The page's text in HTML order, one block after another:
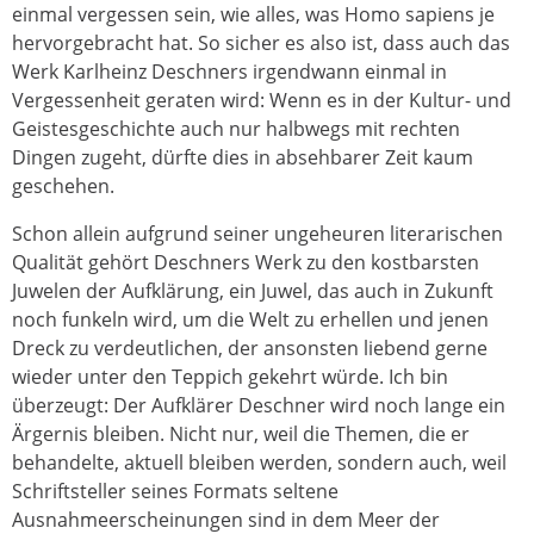
einmal vergessen sein, wie alles, was Homo sapiens je
hervorgebracht hat. So sicher es also ist, dass auch das
Werk Karlheinz Deschners irgendwann einmal in
Vergessenheit geraten wird: Wenn es in der Kultur- und
Geistesgeschichte auch nur halbwegs mit rechten
Dingen zugeht, dürfte dies in absehbarer Zeit kaum
geschehen.
Schon allein aufgrund seiner ungeheuren literarischen
Qualität gehört Deschners Werk zu den kostbarsten
Juwelen der Aufklärung, ein Juwel, das auch in Zukunft
noch funkeln wird, um die Welt zu erhellen und jenen
Dreck zu verdeutlichen, der ansonsten liebend gerne
wieder unter den Teppich gekehrt würde. Ich bin
überzeugt: Der Aufklärer Deschner wird noch lange ein
Ärgernis bleiben. Nicht nur, weil die Themen, die er
behandelte, aktuell bleiben werden, sondern auch, weil
Schriftsteller seines Formats seltene
Ausnahmeerscheinungen sind in dem Meer der